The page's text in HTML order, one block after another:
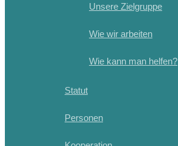
Unsere Zielgruppe
Wie wir arbeiten
Wie kann man helfen?
Statut
Personen